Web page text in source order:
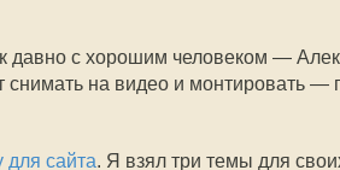
давно с хорошим человеком —
снимать на видео и монтировать —
для сайта. Я взял три темы для